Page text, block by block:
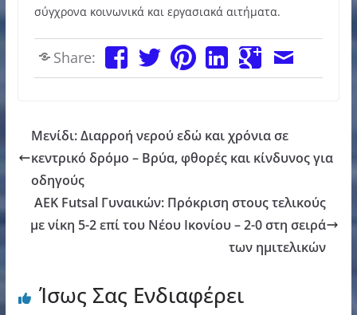
σύγχρονα κοινωνικά και εργασιακά αιτήματα.
Share:
Μενίδι: Διαρροή νερού εδώ και χρόνια σε
κεντρικό δρόμο – Βρύα, φθορές και κίνδυνος για
οδηγούς
ΑΕΚ Futsal Γυναικών: Πρόκριση στους τελικούς
με νίκη 5-2 επί του Νέου Ικονίου – 2-0 στη σειρά
των ημιτελικών
Ίσως Σας Ενδιαφέρει